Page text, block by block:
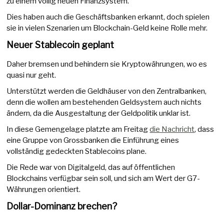
Dies haben auch die Geschäftsbanken erkannt, doch spielen
sie in vielen Szenarien um Blockchain-Geld keine Rolle mehr.
Neuer Stablecoin geplant
Daher bremsen und behindern sie Kryptowährungen, wo es
quasi nur geht.
Unterstützt werden die Geldhäuser von den Zentralbanken,
denn die wollen am bestehenden Geldsystem auch nichts
ändern, da die Ausgestaltung der Geldpolitik unklar ist.
In diese Gemengelage platzte am Freitagdie Nachricht, dass
eine Gruppe von Grossbanken die Einführung eines
vollständig gedeckten Stablecoins plane.
Die Rede war von Digitalgeld, das auf öffentlichen
Blockchains verfügbar sein soll, und sich am Wert der G7-
Währungen orientiert.
Dollar-Dominanz brechen?